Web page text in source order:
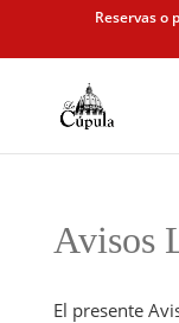
Reservas o
Avisos
El presente